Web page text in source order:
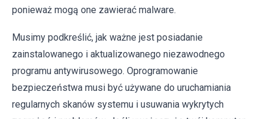
ponieważ mogą one zawierać malware.
Musimy podkreślić, jak ważne jest posiadanie
zainstalowanego i aktualizowanego niezawodnego
programu antywirusowego. Oprogramowanie
bezpieczeństwa musi być używane do uruchamiania
regularnych skanów systemu i usuwania wykrytych